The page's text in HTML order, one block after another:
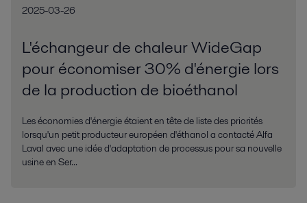
2025-03-26
L'échangeur de chaleur WideGap
pour économiser 30% d'énergie lors
de la production de bioéthanol
Les économies d'énergie étaient en tête de liste des priorités
lorsqu'un petit producteur européen d'éthanol a contacté Alfa
Laval avec une idée d'adaptation de processus pour sa nouvelle
usine en Ser...